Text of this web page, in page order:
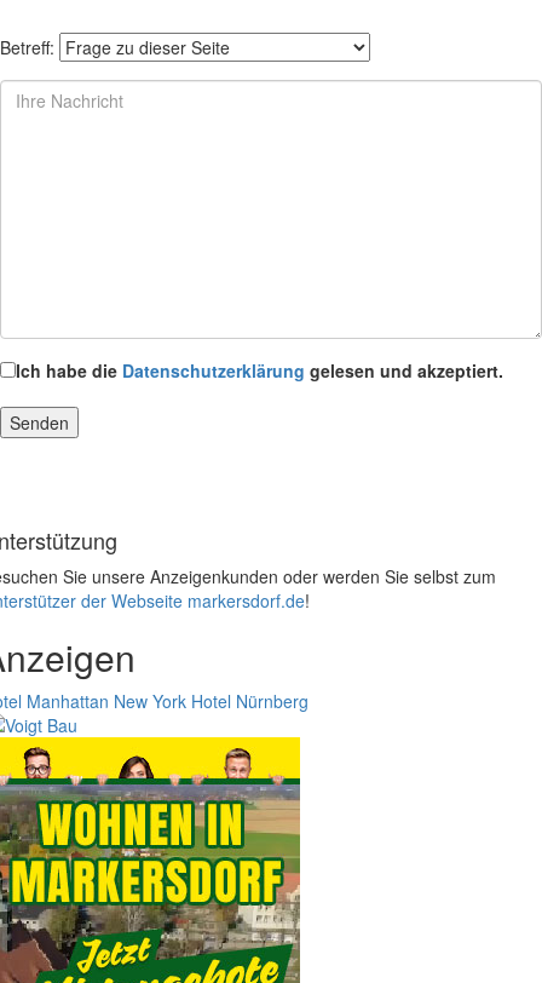
Betreff:
Ich habe die Datenschutzerklärung gelesen und akzeptiert.
Sie unsere Anzeigenkunden oder werden Sie selbst zum
der Webseite markersdorf.de!
Manhattan New York Hotel Nürnberg